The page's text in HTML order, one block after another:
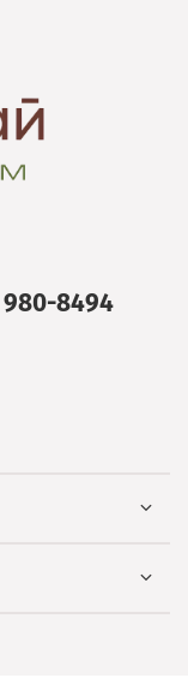
980-8494